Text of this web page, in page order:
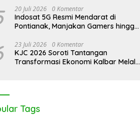
20 Juli 2026 0 Komentar
Indosat 5G Resmi Mendarat di
Pontianak, Manjakan Gamers hingga
23 Juli 2026 0 Komentar
KJC 2026 Soroti Tantangan
Transformasi Ekonomi Kalbar Melalui
Tags